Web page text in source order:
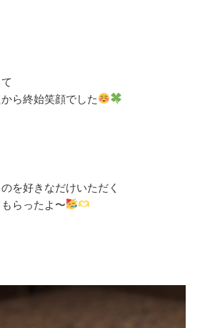
ら終始笑顔でした
を好きなだけいただく
らったよ〜